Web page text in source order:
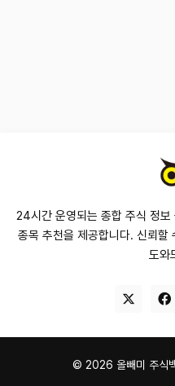
24시간 운영되는 종합 주식 정
종목 추천을 제공합니다. 신뢰할
도와
© 2026 올빼미 주식